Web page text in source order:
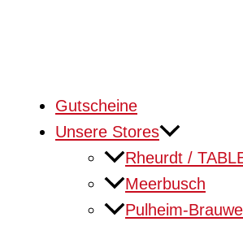
Gutscheine
Unsere Stores
Rheurdt /
Meerbusch
Pulheim-